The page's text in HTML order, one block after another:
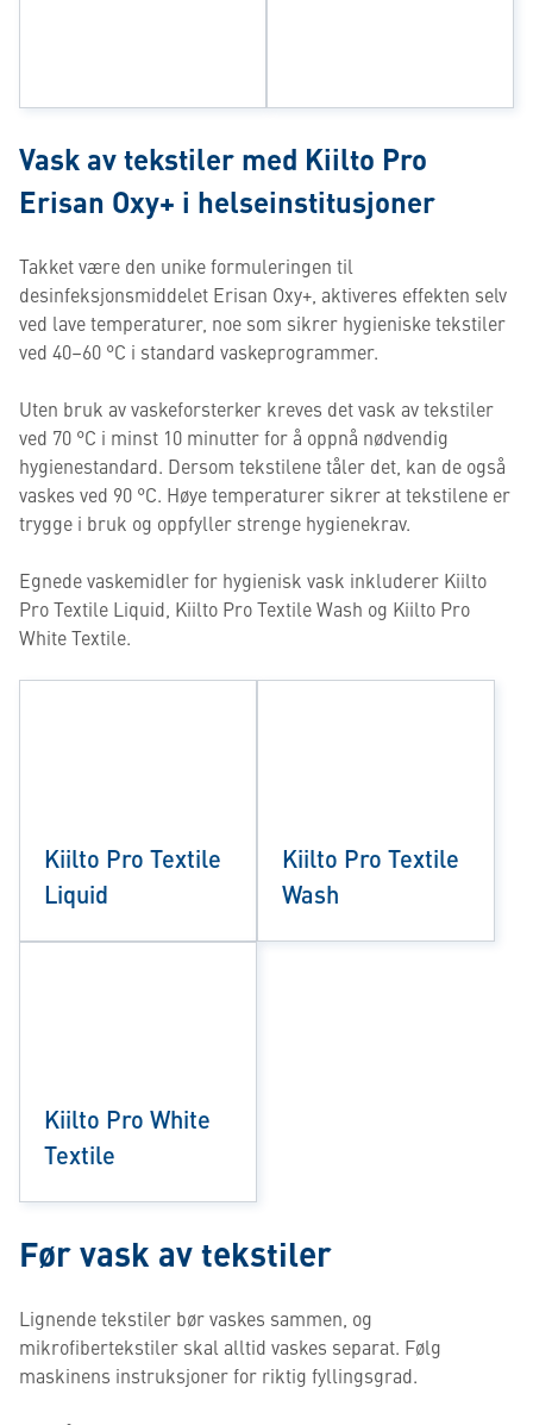
Vask av tekstiler med Kiilto Pro
Erisan Oxy+ i helseinstitusjoner
Takket være den unike formuleringen til
desinfeksjonsmiddelet Erisan Oxy+, aktiveres effekten selv
ved lave temperaturer, noe som sikrer hygieniske tekstiler
ved 40–60 °C i standard vaskeprogrammer.
Uten bruk av vaskeforsterker kreves det vask av tekstiler
ved 70 °C i minst 10 minutter for å oppnå nødvendig
hygienestandard. Dersom tekstilene tåler det, kan de også
vaskes ved 90 °C. Høye temperaturer sikrer at tekstilene er
trygge i bruk og oppfyller strenge hygienekrav.
Egnede vaskemidler for hygienisk vask inkluderer Kiilto
Pro Textile Liquid, Kiilto Pro Textile Wash og Kiilto Pro
White Textile.
Kiilto Pro Textile
Liquid
Kiilto Pro Textile
Wash
Kiilto Pro White
Textile
Før vask av tekstiler
Lignende tekstiler bør vaskes sammen, og
mikrofibertekstiler skal alltid vaskes separat. Følg
maskinens instruksjoner for riktig fyllingsgrad.